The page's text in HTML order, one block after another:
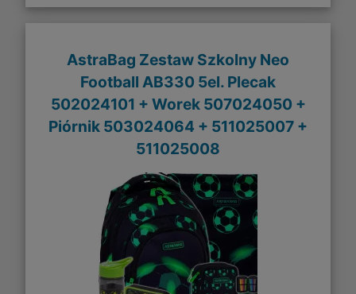
AstraBag Zestaw Szkolny Neo
Football AB330 5el. Plecak
502024101 + Worek 507024050 +
Piórnik 503024064 + 511025007 +
511025008